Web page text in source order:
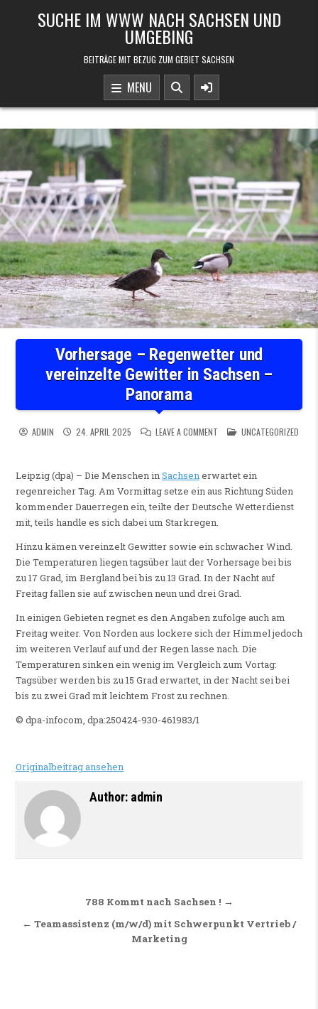
SUCHE IM WWW NACH SACHSEN UND
UMGEBING
BEITRÄGE MIT BEZUG ZUM GEBIET SACHSEN
MENU
Vorhersage – Regenwetter und
vereinzelte Gewitter in Sachsen –
Panorama
ADMIN 24. APRIL 2025 LEAVE A COMMENT ON VORHERSAGE –
POSTED IN
UNCATEGORIZED
Leipzig (dpa) – Die Menschen inSachsenerwartet ein
regenreicher Tag. Am Vormittag setze ein aus Richtung Süden
kommender Dauerregen ein, teilte der Deutsche Wetterdienst
mit, teils handle es sich dabei um Starkregen.
Hinzu kämen vereinzelt Gewitter sowie ein schwacher Wind.
Die Temperaturen liegen tagsüber laut der Vorhersage bei bis
zu 17 Grad, im Bergland bei bis zu 13 Grad. In der Nacht auf
Freitag fallen sie auf zwischen neun und drei Grad.
In einigen Gebieten regnet es den Angaben zufolge auch am
Freitag weiter. Von Norden aus lockere sich der Himmel jedoch
im weiteren Verlauf auf und der Regen lasse nach. Die
Temperaturen sinken ein wenig im Vergleich zum Vortag:
Tagsüber werden bis zu 15 Grad erwartet, in der Nacht sei bei
bis zu zwei Grad mit leichtem Frost zu rechnen.
© dpa-infocom, dpa:250424-930-461983/1
Originalbeitrag ansehen
Author: admin
Beitragsnavigation
788 Kommt nach Sachsen ! →
← Teamassistenz (m/w/d) mit Schwerpunkt Vertrieb /
Marketing